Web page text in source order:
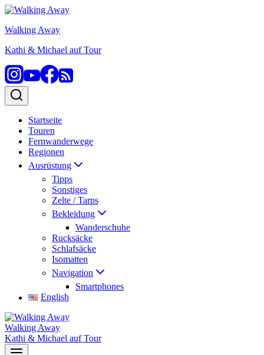
Zum
springen
Walking Away
Kathi & Michael auf Tour
Startseite
Touren
Fernwanderwege
Regionen
Ausrüstung
Tipps
Sonstiges
Zelte / Tarps
Bekleidung
Wanderschuhe
Rucksäcke
Schlafsäcke
Isomatten
Navigation
Smartphones
English
Walking Away
Kathi & Michael auf Tour